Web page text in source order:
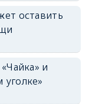
оставить
и